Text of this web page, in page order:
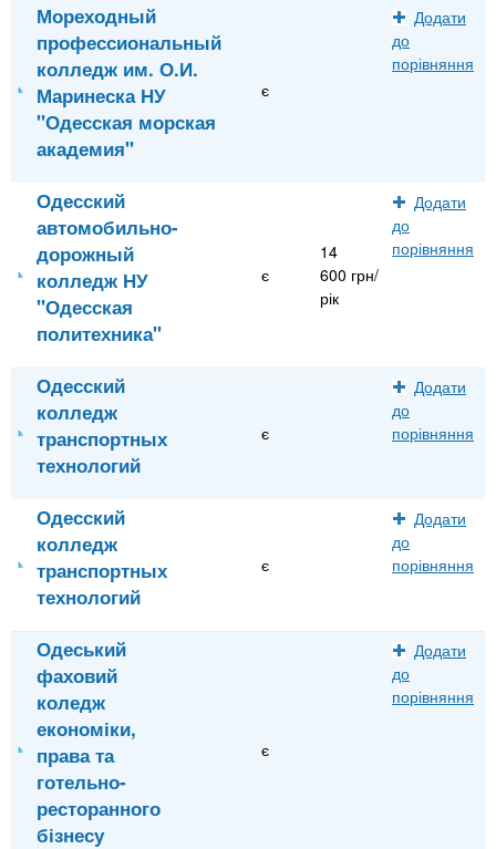
Мореходный
профессиональный
колледж им. О.И.
Маринеска НУ
"Одесская морская
академия"
є
Додати
до
порівняння
Одесский
автомобильно-
дорожный
колледж НУ
"Одесская
политехника"
є
14
600 грн/
рік
Додати
до
порівняння
Одесский
колледж
транспортных
технологий
є
Додати
до
порівняння
Одесский
колледж
транспортных
технологий
є
Додати
до
порівняння
Одеський
фаховий
коледж
економіки,
права та
готельно-
ресторанного
бізнесу
є
Додати
до
порівняння